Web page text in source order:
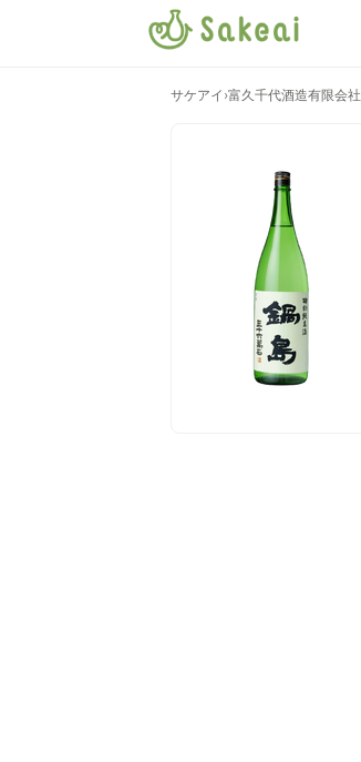
サケアイ ›富久千代酒造有限会社